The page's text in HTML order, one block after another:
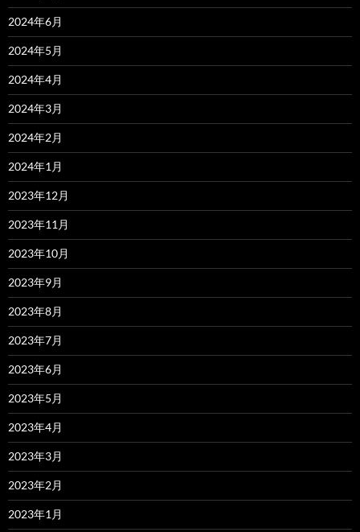
2024年6月
2024年5月
2024年4月
2024年3月
2024年2月
2024年1月
2023年12月
2023年11月
2023年10月
2023年9月
2023年8月
2023年7月
2023年6月
2023年5月
2023年4月
2023年3月
2023年2月
2023年1月